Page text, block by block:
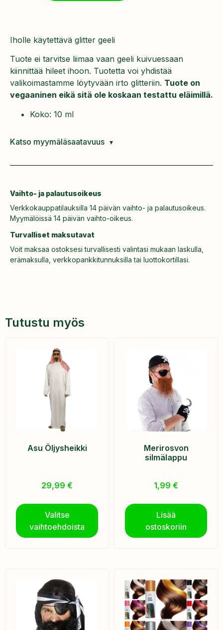
Iholle käytettävä glitter geeli
Tuote ei tarvitse liimaa vaan geeli kuivuessaan
kiinnittää hileet ihoon. Tuotetta voi yhdistää
valikoimastamme löytyvään irto glitteriin. Tuote on
vegaaninen eikä sitä ole koskaan testattu eläimillä.
Koko: 10 ml
Katso myymäläsaatavuus
Vaihto- ja palautusoikeus
Verkkokauppatilauksilla 14 päivän vaihto- ja palautusoikeus.
Myymälöissä 14 päivän vaihto-oikeus.
Turvalliset maksutavat
Voit maksaa ostoksesi turvallisesti valintasi mukaan laskulla,
erämaksulla, verkkopankkitunnuksilla tai luottokortillasi.
Tutustu myös
Asu Öljysheikki
29,99 €
Valitse
vaihtoehdoista
Merirosvon
silmälappu
1,99 €
Lisää
ostoskoriin